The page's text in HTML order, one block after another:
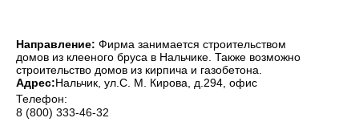
Направление: Фирма занимается строительством
домов из клееного бруса в Нальчике. Также возможно
строительство домов из кирпича и газобетона.
Адрес:Нальчик , ул.С. М. Кирова, д.294, офис
Телефон:
8 (800) 333-46-32